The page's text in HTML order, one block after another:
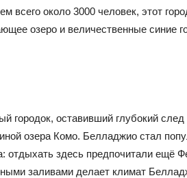
всего около 3000 человек, этот
озеро и величественные синие
городок, оставивший глубокий
озера Комо. Белладжио стал
отдыхать здесь предпочитали ещё
заливами делает климат